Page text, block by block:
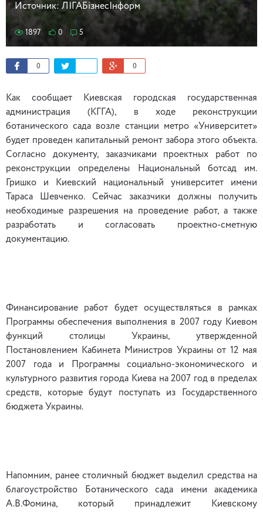
Источник: ЛІГАБізнесІнформ
1897 0 5
0 0
Как сообщает Киевская городская государственная
администрация (КГГА), в ходе реконструкции
ботанического сада возле станции метро «Университет»
будет проведен капитальный ремонт забора этого объекта.
Согласно документу, заказчиками проектных работ по
реконструкции определены Национальный ботсад им.
Гришко и Киевский национальный университет имени
Тараса Шевченко. Сейчас заказчики должны получить
необходимые разрешения на проведение работ, а также
разработать и согласовать проектно-сметную
документацию.
Финансирование работ будет осуществляться в рамках
Программы обеспечения выполнения в 2007 году Киевом
функций столицы Украины, утвержденной
Постановлением Кабинета Министров Украины от 12 мая
2007 года и Программы социально-экономического и
культурного развития города Киева на 2007 год в пределах
средств, которые будут поступать из Государственного
бюджета Украины.
Напомним, ранее столичный бюджет выделил средства на
благоустройство Ботанического сада имени академика
А.В.Фомина, который принадлежит Киевскому